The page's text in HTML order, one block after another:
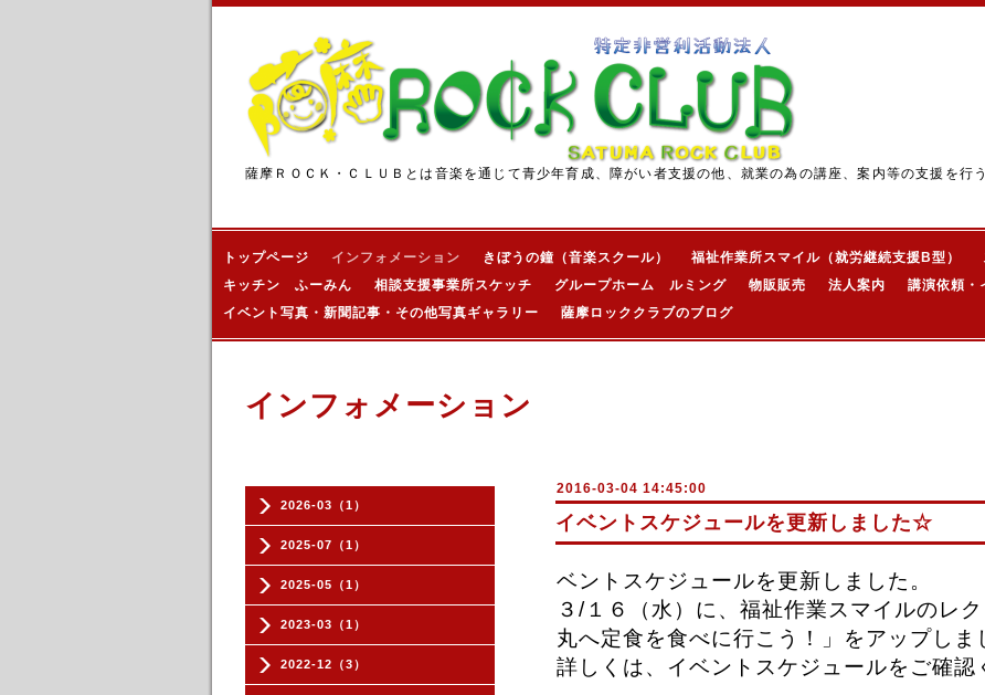
薩摩ＲＯＣＫ・ＣＬＵＢとは音楽を通じて青少年育成、障がい者支援の他、就業の為の講座、案内等の支援を行
トップページ インフォメーション きぼうの鐘（音楽スクール） 福祉作業所スマイル（就労継続支援B型）
キッチン ふーみん
相談支援事業所スケッチ グループホーム ルミング 物販販売 法人案内 講演依頼・
イベント写真・新聞記事・その他写真ギャラリー
薩摩ロッククラブのブログ
2026-03（1）
2025-07（1）
2025-05（1）
2023-03（1）
2022-12（3）
インフォメーション
2016-03-04 14:45:00
イベントスケジュールを更新しました☆
ベントスケジュールを更新しました。
３/１６（水）に、福祉作業スマイルのレ
丸へ定食を食べに行こう！」をアップしま
詳しくは、イベントスケジュールをご確認